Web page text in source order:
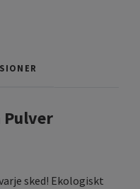
Pulver
sked! Ekologiskt